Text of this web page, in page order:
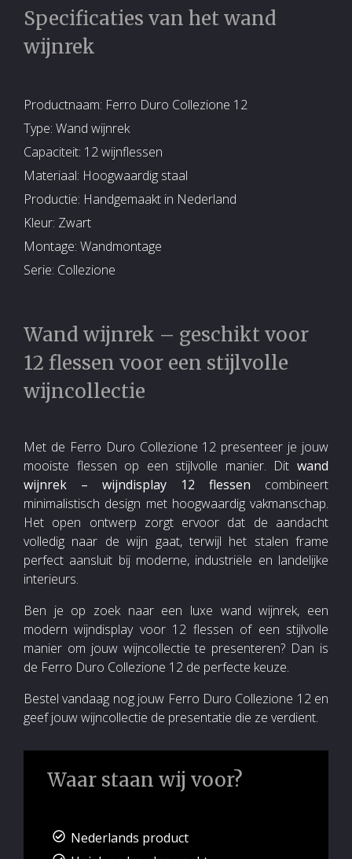
Specificaties van het wand
wijnrek
Productnaam: Ferro Duro Collezione 12
Type: Wand wijnrek
Capaciteit: 12 wijnflessen
Materiaal: Hoogwaardig staal
Productie: Handgemaakt in Nederland
Kleur: Zwart
Montage: Wandmontage
Serie: Collezione
Wand wijnrek – geschikt voor
12 flessen voor een stijlvolle
wijncollectie
Met de Ferro Duro Collezione 12 presenteer je jouw
mooiste flessen op een stijlvolle manier. Dit wand
wijnrek – wijndisplay 12 flessen combineert
minimalistisch design met hoogwaardig vakmanschap.
Het open ontwerp zorgt ervoor dat de aandacht
volledig naar de wijn gaat, terwijl het stalen frame
perfect aansluit bij moderne, industriële en landelijke
interieurs.
Ben je op zoek naar een luxe wand wijnrek, een
modern wijndisplay voor 12 flessen of een stijlvolle
manier om jouw wijncollectie te presenteren? Dan is
de Ferro Duro Collezione 12 de perfecte keuze.
Bestel vandaag nog jouw Ferro Duro Collezione 12 en
geef jouw wijncollectie de presentatie die ze verdient.
Waar staan wij voor?
Nederlands product